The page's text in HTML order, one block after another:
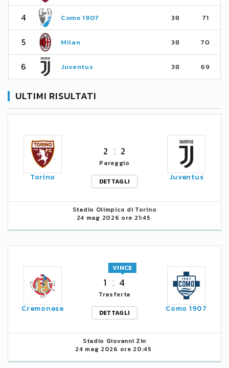
4 Como 1907 38 71
5 Milan 38 70
6 Juventus 38 69
ULTIMI RISULTATI
Torino
2 2
Pareggio
DETTAGLI
Juventus
Stadio Olimpico di Torino
24 mag 2026 ore 21:45
Cremonese
1 4
VINCE
Trasferta
DETTAGLI
Como 1907
Stadio Giovanni Zin
24 mag 2026 ore 20:45